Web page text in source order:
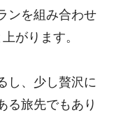
ンを組み合わせ
がります。
し、少し贅沢に
る旅先でもあり